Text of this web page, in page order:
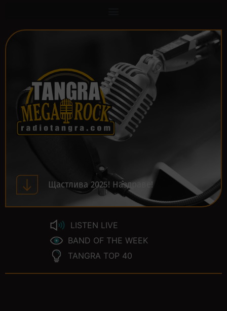
Щастлива 2025! Наздраве!
LISTEN LIVE
BAND OF THE WEEK
TANGRA TOP 40